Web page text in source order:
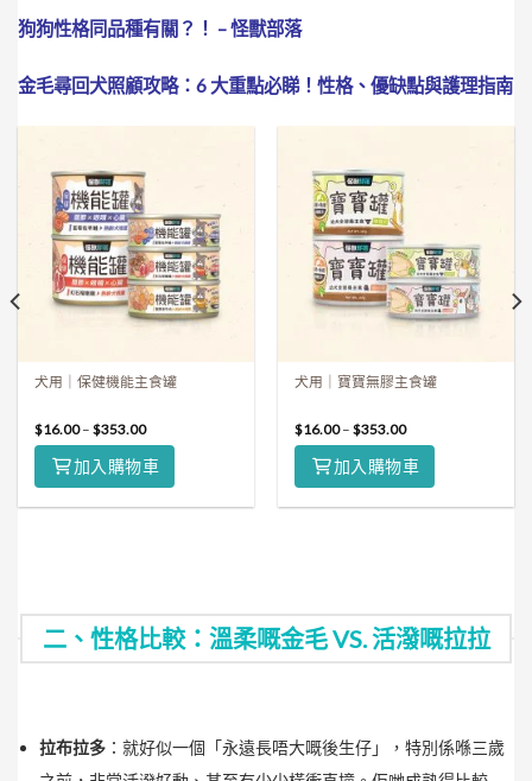
狗狗性格同品種有關？！ – 怪獸部落
金毛尋回犬照顧攻略：6 大重點必睇！性格、優缺點與護理指南
犬用｜保健機能主食罐
$16.00–$353.00
加入購物車
犬用｜寶寶無膠主食罐
$16.00–$353.00
加入購物車
二、性格比較：溫柔嘅金毛 VS. 活潑嘅拉拉
拉布拉多 ：就好似一個「永遠長唔大嘅後生仔」，特別係喺三歲